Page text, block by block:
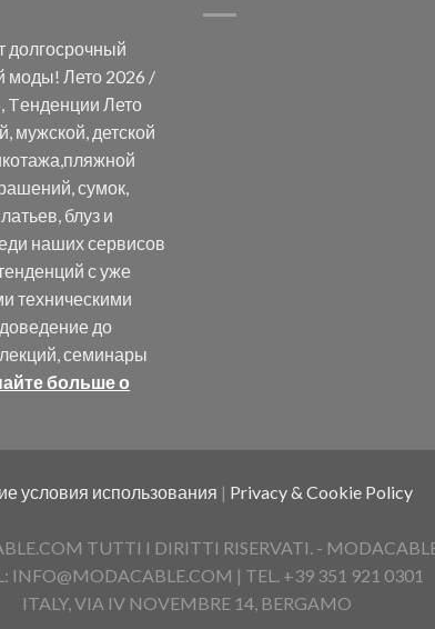
долгосрочный
моды! Лето 2026 /
Tенденции Лето
мужской, детской
сумок,
блуз и
наших сервисов
с уже
техническими
до
семинары
больше о
условия использования | Privacy & Cookie Policy
TUTTI I DIRITTI RISERVATI. -
INFO@MODACABLE.COM | TEL. +39 351 921 0301
ITALY, VIA IV NOVEMBRE 14, BERGAMO